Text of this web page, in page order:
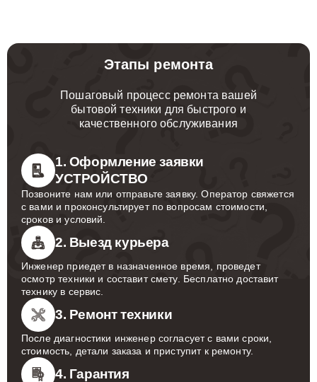
Этапы ремонта
Пошаговый процесс ремонта вашей
бытовой техники для быстрого и
качественного обслуживания
1. Оформление заявки
УСТРОЙСТВО
Позвоните нам или отправьте заявку. Оператор свяжется
с вами и проконсультирует по вопросам стоимости,
сроков и условий.
2. Выезд курьера
Инженер приедет в назначенное время, проведет
осмотр техники и составит смету. Бесплатно доставит
технику в сервис.
3. Ремонт техники
После диагностики инженер согласует с вами сроки,
стоимость, детали заказа и приступит к ремонту.
4. Гарантия